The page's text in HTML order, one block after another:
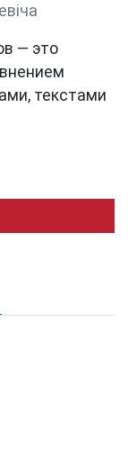
— это
текстами